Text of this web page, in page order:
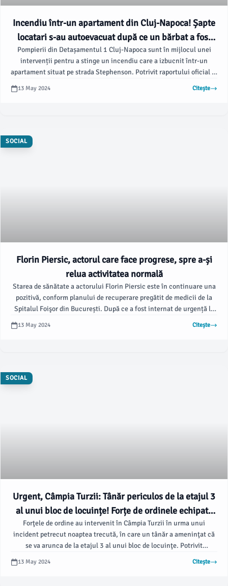
Incendiu într-un apartament din Cluj-Napoca! Șapte
locatari s-au autoevacuat după ce un bărbat a fost
salvat - VIDEO
Pompierii din Detașamentul 1 Cluj-Napoca sunt în mijlocul unei
intervenții pentru a stinge un incendiu care a izbucnit într-un
apartament situat pe strada Stephenson. Potrivit raportului oficial al
ISU Cluj, forțele de intervenție au intrat în apartamentul plin cu fum
și au reușit să evacueze un bărbat de 55 de ani, care se afla în stare
13 May 2024 Citește
SOCIAL
Florin Piersic, actorul care face progrese, spre a-și
relua activitatea normală
Starea de sănătate a actorului Florin Piersic este în continuare una
pozitivă, conform planului de recuperare pregătit de medicii de la
Spitalul Foişor din București. După ce a fost internat de urgență la
insuficiență renală, marele actor și-a revenit și se mobilizează din ce
13 May 2024 Citește
SOCIAL
Urgent, Câmpia Turzii: Tânăr periculos de la etajul 3
al unui bloc de locuințe! Forțe de ordinele echipate
cu echipaje ale pompierilor, intervențiile de poliție și
ambulanță au prevenit tragedia - Agentul ISU.
Forţele de ordine au intervenit în Câmpia Turzii în urma unui
incident petrecut noaptea trecută, în care un tânăr a ameninţat că
se va arunca de la etajul 3 al unui bloc de locuinţe. Potrivit
Detaşamentul Turda au fost solicitaţi să intervină pentru a acorda
13 May 2024 Citește